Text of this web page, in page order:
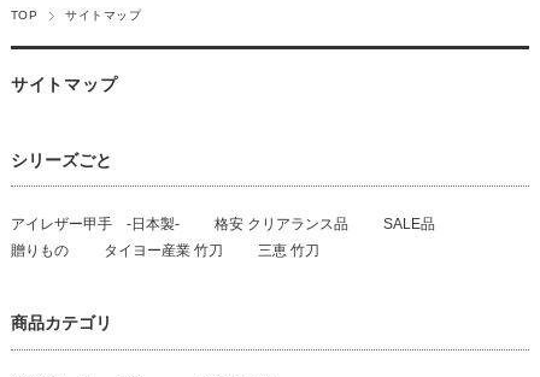
TOP サイトマップ
サイトマップ
シリーズごと
アイレザー甲手 -日本製- 格安 クリアランス品
SALE品
贈りもの
タイヨー産業 竹刀 三恵 竹刀
商品カテゴリ